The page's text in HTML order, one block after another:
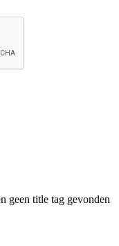
geen title tag gevonden